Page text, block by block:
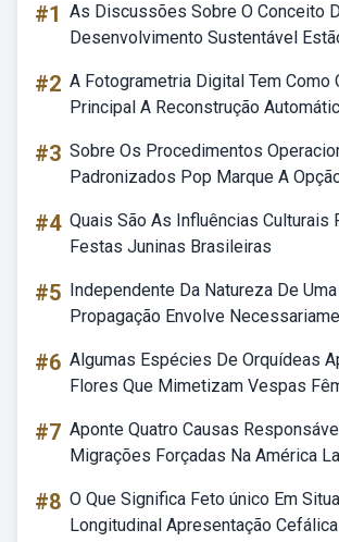
#1 As Discussões Sobre O Conceito
Desenvolvimento Sustentável
#2 A Fotogrametria Digital Tem Como
Principal A Reconstrução
#3 Sobre Os Procedimentos
Padronizados Pop Marque A
#4 Quais São As Influências Culturais
Festas Juninas Brasileiras
#5 Independente Da Natureza De Uma
Propagação Envolve
#6 Algumas Espécies De Orquídeas
Flores Que Mimetizam Vespas
#7 Aponte Quatro Causas
Migrações Forçadas Na América
#8 O Que Significa Feto único Em
Longitudinal Apresentação Cefálica